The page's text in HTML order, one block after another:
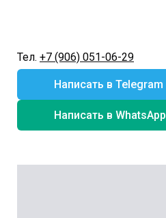
Тел. +7 (906) 051-06-29
Написать в Telegram
Написать в WhatsApp